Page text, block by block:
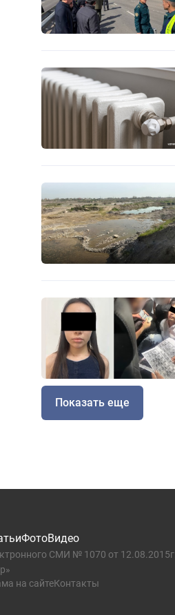
Показать еще
ФотоВидео
СМИ № 1070 от 12.08.2015г.
на сайтеКонтакты